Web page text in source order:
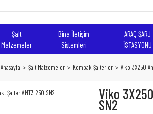
Şalt
Malzemeler
Bina İletişim
Sistemleri
ARAÇ ŞARJ
İSTASYONU
Anasayfa Şalt Malzemeler Kompak Şalterler Viko 3X250
Viko
SN2